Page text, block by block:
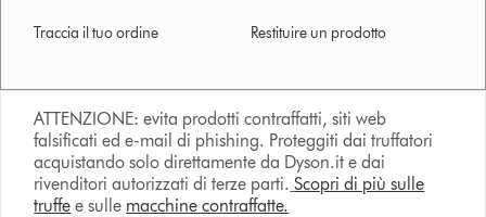
Traccia il tuo ordine Restituire un prodotto
ATTENZIONE: evita prodotti contraffatti, siti web
falsificati ed e-mail di phishing. Proteggiti dai truffatori
acquistando solo direttamente da Dyson.it e dai
rivenditori autorizzati di terze parti. Scopri di più sulle
truffe e sulle macchine contraffatte.